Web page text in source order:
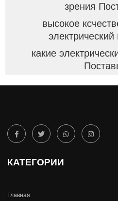
зрения
высокое
какие
КАТЕГОРИИ
Главная